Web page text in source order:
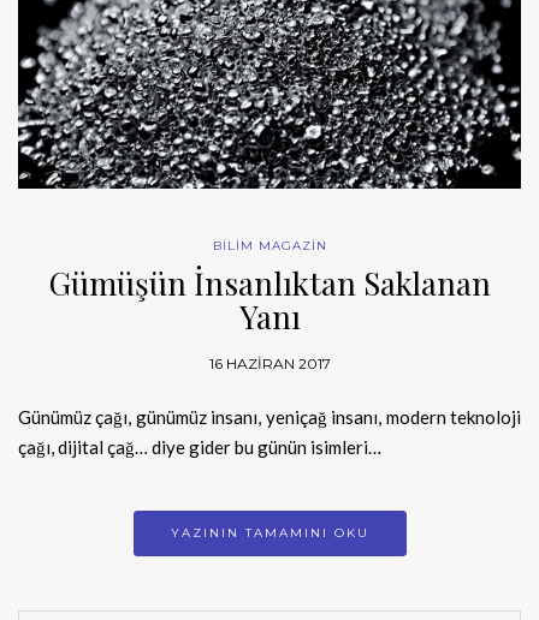
BİLİM MAGAZİN
Gümüşün İnsanlıktan Saklanan
Yanı
16 HAZIRAN 2017
Günümüz çağı, günümüz insanı, yeniçağ insanı, modern teknoloji
çağı, dijital çağ… diye gider bu günün isimleri…
YAZININ TAMAMINI OKU